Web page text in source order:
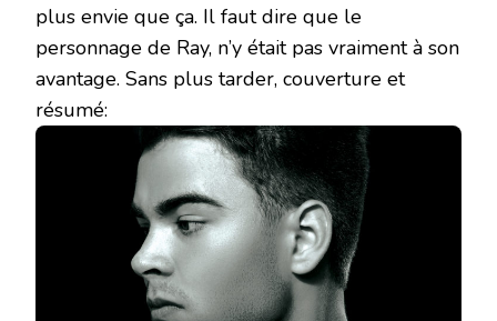
plus envie que ça. Il faut dire que le
personnage de Ray, n’y était pas vraiment à son
avantage. Sans plus tarder, couverture et
résumé: